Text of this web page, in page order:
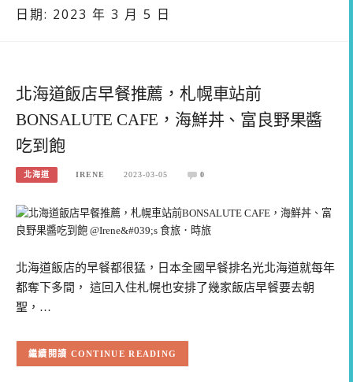
日期: 2023 年 3 月 5 日
北海道飯店早餐推薦，札幌車站前
BONSALUTE CAFE，海鮮丼、富良野果醬
吃到飽
北海道 IRENE 2023-03-05 0
北海道飯店的早餐都很猛，日本全國早餐排名光北海道就每年
都奪下多間， 這回入住札幌也安排了幾家飯店早餐要去朝
聖，…
CONTINUE READING